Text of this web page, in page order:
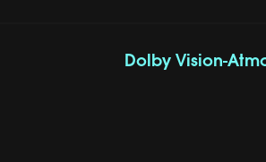
Dolby Vision-